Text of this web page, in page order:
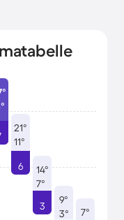
21°
11°
6
14°
7°
3
9°
3°
7°